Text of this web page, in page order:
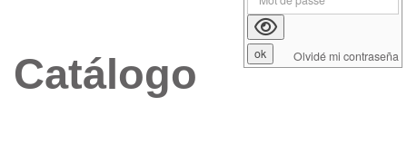
Catálogo Olvidé mi contraseña